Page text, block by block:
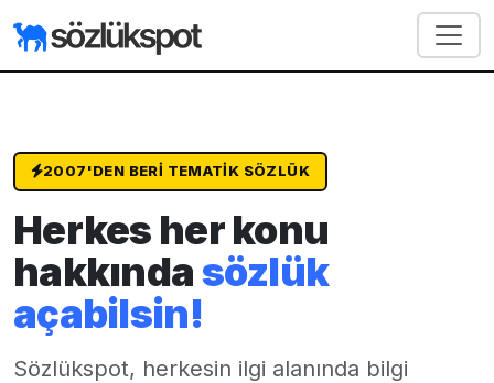
2007'DEN BERI TEMATIK SÖZLÜK
Herkes her konu
hakkındasözlük
açabilsin!
Sözlükspot, herkesin ilgi alanında bilgi